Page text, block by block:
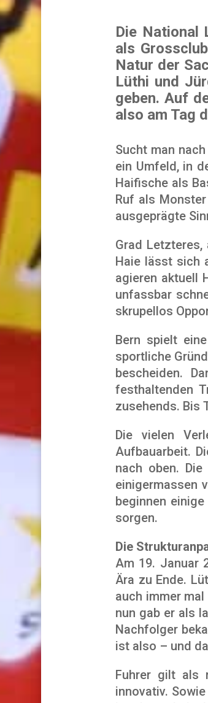
Die National
als
Natur der
Lüthi und
geben. Auf
also am Tag
Sucht man
ein Umfeld, in
Haifische als
Ruf als
ausgeprägte
Grad
Haie lässt sich
agieren aktuell
unfassbar
skrupellos
Bern spielt
sportliche
bescheiden.
festhaltenden
zusehends. Bis
Die vielen
Aufbauarbeit.
nach oben.
einigermassen
beginnen
sorgen.
Die
Am 19. Januar
Ära zu Ende.
auch immer
nun gab er als
Nachfolger
ist also – und
Fuhrer gilt als
innovativ.